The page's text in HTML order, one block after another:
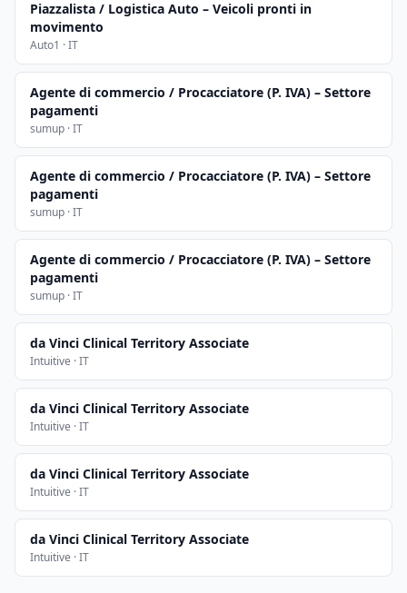
Piazzalista / Logistica Auto – Veicoli pronti in
movimento
Auto1 · IT
Agente di commercio / Procacciatore (P. IVA) – Settore
pagamenti
sumup · IT
Agente di commercio / Procacciatore (P. IVA) – Settore
pagamenti
sumup · IT
Agente di commercio / Procacciatore (P. IVA) – Settore
pagamenti
sumup · IT
da Vinci Clinical Territory Associate
Intuitive · IT
da Vinci Clinical Territory Associate
Intuitive · IT
da Vinci Clinical Territory Associate
Intuitive · IT
da Vinci Clinical Territory Associate
Intuitive · IT